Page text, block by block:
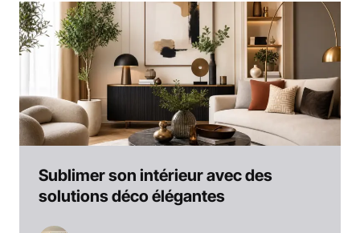
Sublimer son intérieur avec des
solutions déco élégantes